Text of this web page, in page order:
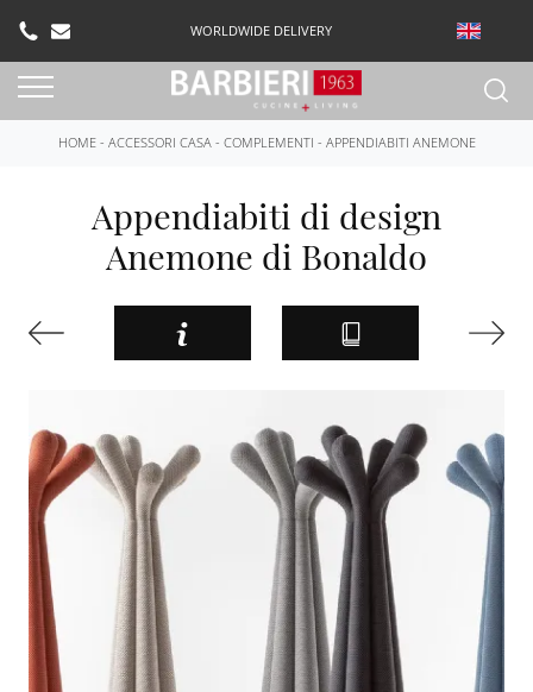
WORLDWIDE DELIVERY
HOME- ACCESSORI CASA- COMPLEMENTI - APPENDIABITI ANEMONE
Appendiabiti di design
Anemone di Bonaldo